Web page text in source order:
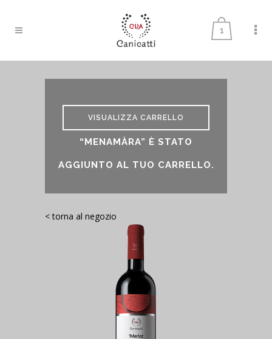
1
VISUALIZZA CARRELLO
“MENAMÀRA” È STATO
AGGIUNTO AL TUO CARRELLO.
< torna al negozio